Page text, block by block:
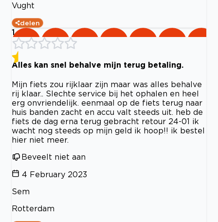
Vught
delen
1
Alles kan snel behalve mijn terug betaling.
Mijn fiets zou rijklaar zijn maar was alles behalve
rij klaar.. Slechte service bij het ophalen en heel
erg onvriendelijk. eenmaal op de fiets terug naar
huis banden zacht en accu valt steeds uit. heb de
fiets de dag erna terug gebracht retour 24-01 ik
wacht nog steeds op mijn geld ik hoop!! ik bestel
hier niet meer.
Beveelt niet aan
4 February 2023
Sem
Rotterdam